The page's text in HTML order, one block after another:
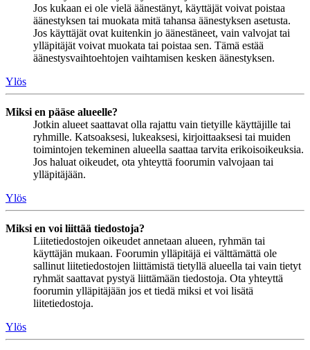
Jos kukaan ei ole vielä äänestänyt, käyttäjät voivat poistaa
äänestyksen tai muokata mitä tahansa äänestyksen asetusta.
Jos käyttäjät ovat kuitenkin jo äänestäneet, vain valvojat tai
ylläpitäjät voivat muokata tai poistaa sen. Tämä estää
äänestysvaihtoehtojen vaihtamisen kesken äänestyksen.
Ylös
Miksi en pääse alueelle?
Jotkin alueet saattavat olla rajattu vain tietyille käyttäjille tai
ryhmille. Katsoaksesi, lukeaksesi, kirjoittaaksesi tai muiden
toimintojen tekeminen alueella saattaa tarvita erikoisoikeuksia.
Jos haluat oikeudet, ota yhteyttä foorumin valvojaan tai
ylläpitäjään.
Ylös
Miksi en voi liittää tiedostoja?
Liitetiedostojen oikeudet annetaan alueen, ryhmän tai
käyttäjän mukaan. Foorumin ylläpitäjä ei välttämättä ole
sallinut liitetiedostojen liittämistä tietyllä alueella tai vain tietyt
ryhmät saattavat pystyä liittämään tiedostoja. Ota yhteyttä
foorumin ylläpitäjään jos et tiedä miksi et voi lisätä
liitetiedostoja.
Ylös